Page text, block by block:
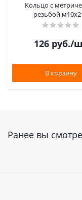
Кольцо с
резьбой
126 руб./
В корзину
Ранее вы